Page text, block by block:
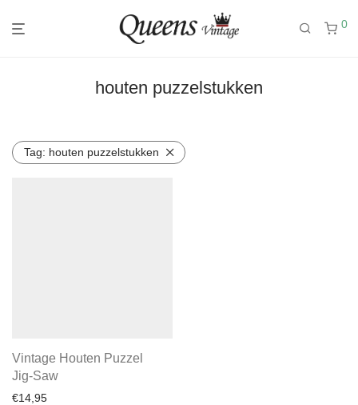
0
houten puzzelstukken
Tag: houten puzzelstukken
Vintage Houten Puzzel
Jig-Saw
€14,95